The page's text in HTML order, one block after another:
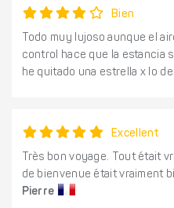
Bien
Todo muy lujoso aunque el
control hace que la estancia
he quitado una estrella x lo
Excellent
Très bon voyage. Tout était
de bienvenue était vraiment
Pierre